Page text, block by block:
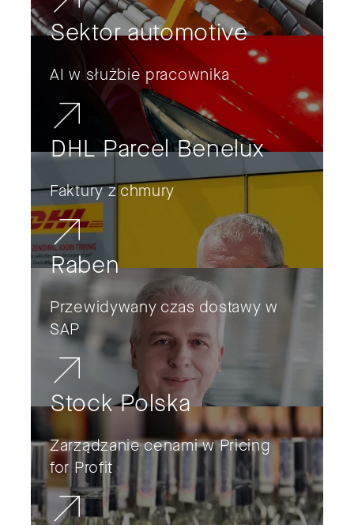
Sektor automotive
AI w służbie pracownika
DHL Parcel Benelux
Faktury z chmury
Raben
Przewidywany czas dostawy w
SAP
Stock Polska
Zarządzanie cenami w Pricing
for Profit